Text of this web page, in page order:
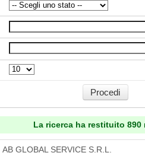
La ricerca ha restituito 890
AB GLOBAL SERVICE S.R.L.